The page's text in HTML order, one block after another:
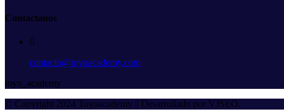
Contactanos
contacto@toyoacademy.com
toyo_academy
© Copyright 2024 Toyoacademy || Desarrollado por VJSEO.